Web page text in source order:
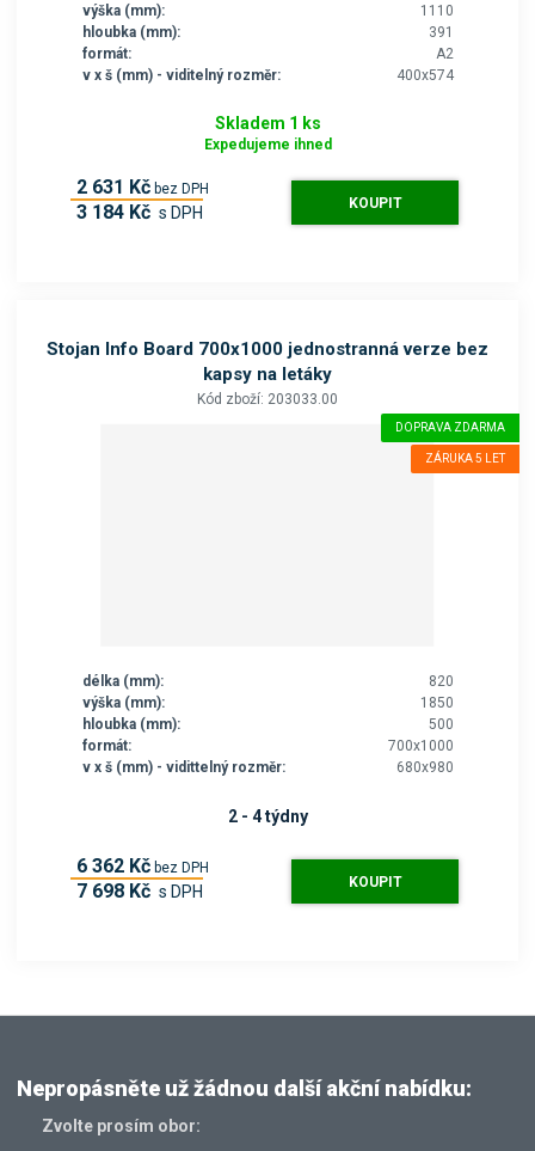
výška (mm):
1110
hloubka (mm):
391
formát:
A2
v x š (mm) - viditelný rozměr:
400x574
Skladem 1 ks
Expedujeme ihned
2 631 Kč bez DPH
3 184 Kč s DPH KOUPIT
Stojan Info Board 700x1000 jednostranná verze bez
kapsy na letáky
Kód zboží: 203033.00
DOPRAVA ZDARMA
ZÁRUKA 5 LET
délka (mm):
820
výška (mm):
1850
hloubka (mm):
500
formát:
700x1000
v x š (mm) - vidittelný rozměr:
680x980
2 - 4 týdny
6 362 Kč bez DPH
7 698 Kč s DPH KOUPIT
Nepropásněte už žádnou další akční nabídku:
Zvolte prosím obor: